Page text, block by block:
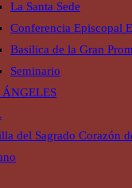
La Santa Sede
Conferencia Episcopal
Basilica de la Gran
Seminario
ÁNGELES
del Sagrado Corazón